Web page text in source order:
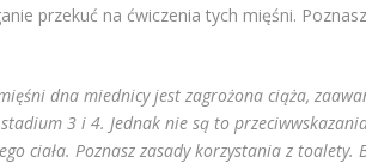
przekuć na ćwiczenia tych mięśni.
dna miednicy jest zagrożona ciąża,
3 i 4. Jednak nie są to
ciała. Poznasz zasady korzystania z toalety.